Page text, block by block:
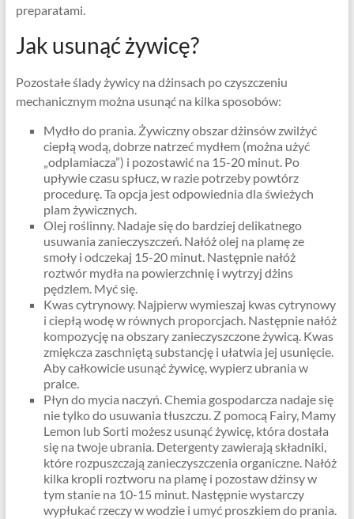
preparatami.
Jak usunąć żywicę?
Pozostałe ślady żywicy na dżinsach po czyszczeniu
mechanicznym można usunąć na kilka sposobów:
Mydło do prania. Żywiczny obszar dżinsów zwilżyć
ciepłą wodą, dobrze natrzeć mydłem (można użyć
„odplamiacza”) i pozostawić na 15-20 minut. Po
upływie czasu spłucz, w razie potrzeby powtórz
procedurę. Ta opcja jest odpowiednia dla świeżych
plam żywicznych.
Olej roślinny. Nadaje się do bardziej delikatnego
usuwania zanieczyszczeń. Nałóż olej na plamę ze
smoły i odczekaj 15-20 minut. Następnie nałóż
roztwór mydła na powierzchnię i wytrzyj dżins
pędzlem. Myć się.
Kwas cytrynowy. Najpierw wymieszaj kwas cytrynowy
i ciepłą wodę w równych proporcjach. Następnie nałóż
kompozycję na obszary zanieczyszczone żywicą. Kwas
zmiękcza zaschniętą substancję i ułatwia jej usunięcie.
Aby całkowicie usunąć żywicę, wypierz ubrania w
pralce.
Płyn do mycia naczyń. Chemia gospodarcza nadaje się
nie tylko do usuwania tłuszczu. Z pomocą Fairy, Mamy
Lemon lub Sorti możesz usunąć żywicę, która dostała
się na twoje ubrania. Detergenty zawierają składniki,
które rozpuszczają zanieczyszczenia organiczne. Nałóż
kilka kropli roztworu na plamę i pozostaw dżinsy w
tym stanie na 10-15 minut. Następnie wystarczy
wypłukać rzeczy w wodzie i umyć proszkiem do prania.